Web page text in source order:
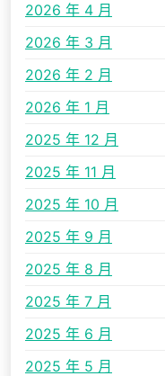
2026 年 4 月
2026 年 3 月
2026 年 2 月
2026 年 1 月
2025 年 12 月
2025 年 11 月
2025 年 10 月
2025 年 9 月
2025 年 8 月
2025 年 7 月
2025 年 6 月
2025 年 5 月